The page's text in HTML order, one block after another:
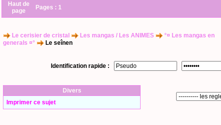
Haut de
page
Pages : 1
Le cerisier de cristal Les mangas / Les ANIMES
°¤ Les mangas en
generals ¤°
Le seînen
Identification rapide :
Divers
Imprimer ce sujet